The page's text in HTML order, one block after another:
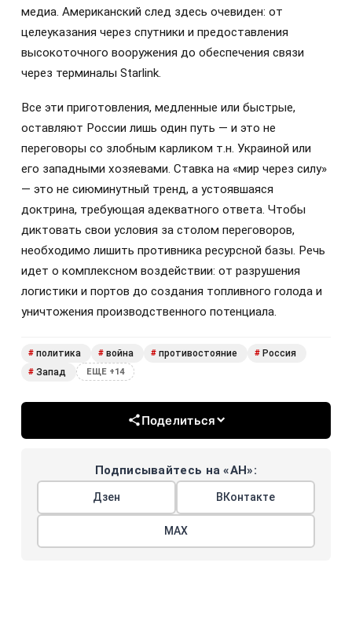
медиа. Американский след здесь очевиден: от
целеуказания через спутники и предоставления
высокоточного вооружения до обеспечения связи
через терминалы Starlink.
Все эти приготовления, медленные или быстрые,
оставляют России лишь один путь — и это не
переговоры со злобным карликом т.н. Украиной или
его западными хозяевами. Ставка на «мир через силу»
— это не сиюминутный тренд, а устоявшаяся
доктрина, требующая адекватного ответа. Чтобы
диктовать свои условия за столом переговоров,
необходимо лишить противника ресурсной базы. Речь
идет о комплексном воздействии: от разрушения
логистики и портов до создания топливного голода и
уничтожения производственного потенциала.
# политика # война # противостояние # Россия
# Запад ЕЩЕ +14
Поделиться
Подписывайтесь на «АН»:
Дзен ВКонтакте
МАХ